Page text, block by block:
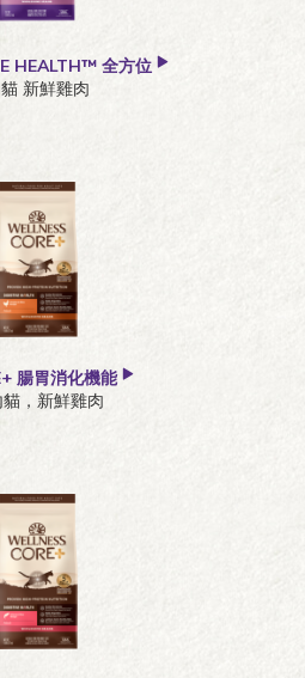
HEALTH™ 全方位
新鮮雞肉
腸胃消化機能
，新鮮雞肉